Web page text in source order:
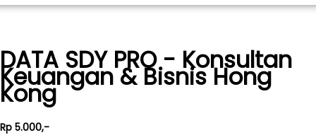
DATA SDY PRO - Konsultan
Keuangan & Bisnis Hong
Kong
Rp 5.000,-